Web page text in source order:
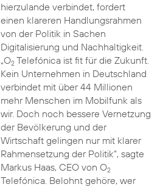
hierzulande verbindet, fordert
einen klareren Handlungsrahmen
von der Politik in Sachen
Digitalisierung und Nachhaltigkeit.
„O2Telefónica ist fit für die Zukunft.
Kein Unternehmen in Deutschland
verbindet mit über 44 Millionen
mehr Menschen im Mobilfunk als
wir. Doch noch bessere Vernetzung
der Bevölkerung und der
Wirtschaft gelingen nur mit klarer
Rahmensetzung der Politik“, sagte
Markus Haas, CEO von O2
Telefónica. Belohnt gehöre, wer